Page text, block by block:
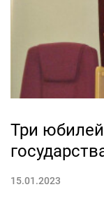
Три
15.01.2023